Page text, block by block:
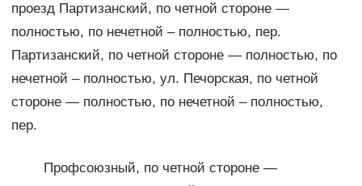
проезд Партизанский, по четной стороне —
полностью, по нечетной – полностью, пер.
Партизанский, по четной стороне — полностью, по
нечетной – полностью, ул. Печорская, по четной
стороне — полностью, по нечетной – полностью,
пер.
Профсоюзный, по четной стороне —